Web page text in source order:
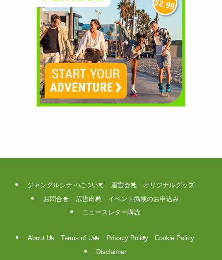
ジャングルシティについて 運営会社
オリジナルグッズ
お問合せ
広告出稿
イベント掲載のお申込み
ニュースレター購読
About Us Terms of Use Privacy Policy
Cookie Policy
Disclaimer